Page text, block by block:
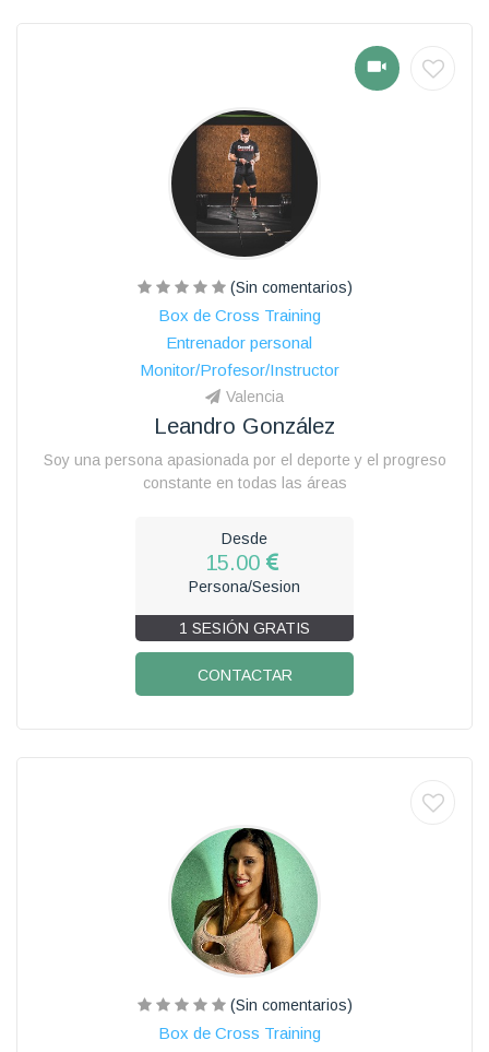
(Sin comentarios)
Box de Cross Training
Entrenador personal
Monitor/Profesor/Instructor
Valencia
Leandro González
Soy una persona apasionada por el deporte y el progreso
constante en todas las áreas
Desde
15.00
Persona/Sesion
1 SESIÓN GRATIS
CONTACTAR
(Sin comentarios)
Box de Cross Training